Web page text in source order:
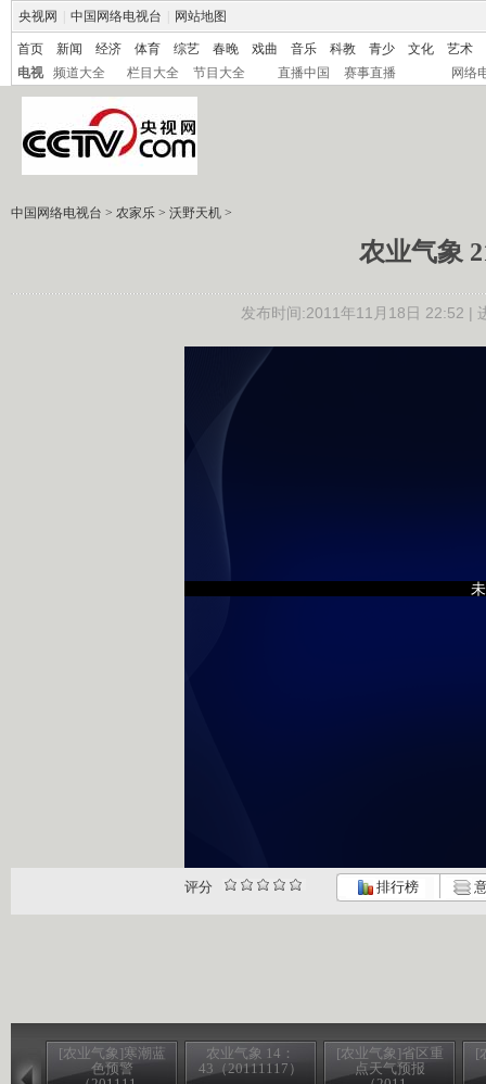
央视网 中国网络电视台 网站地图
首页 新闻 经济 体育 综艺 春晚 戏曲 音乐 科教 青少 文化
艺术
电视
频道大全 栏目大全 节目大全 直播中国 赛事直播 网络
中国网络电视台 > 农家乐 > 沃野天机 >
农业气象
发布时间:2011年11月18日 22:52 |
评分 排行榜
[农业气象]寒潮蓝
色预警
农业气象 14：
43（20111117）
[农业气象]省区重
点天气预报
[